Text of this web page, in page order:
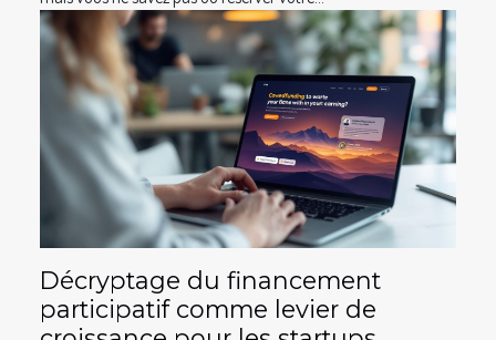
Décryptage du financement
participatif comme levier de